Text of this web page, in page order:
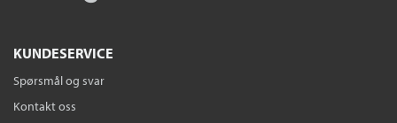
KUNDESERVICE
Spørsmål og svar
Kontakt oss